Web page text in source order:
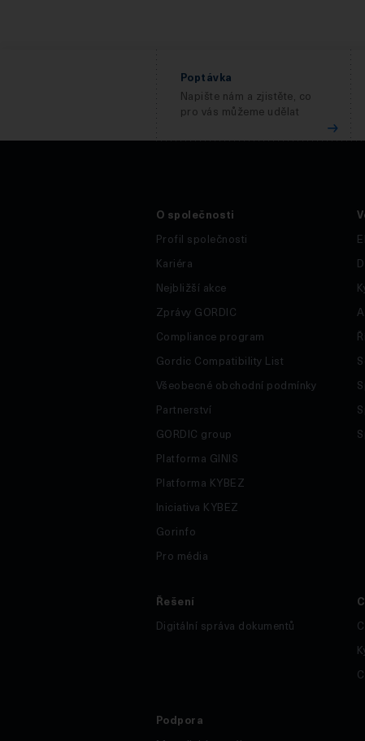
Poptávka
Napište nám a zjistěte, co
pro vás můžeme udělat
O společnosti
Profil společnosti
Kariéra
Nejbližší akce
Zprávy GORDIC
Compliance program
Gordic Compatibility List
Všeobecné obchodní podmínky
Partnerství
GORDIC group
Platforma GINIS
Platforma KYBEZ
Iniciativa KYBEZ
Gorinfo
Pro média
Řešení
Digitální správa dokumentů
Podpora